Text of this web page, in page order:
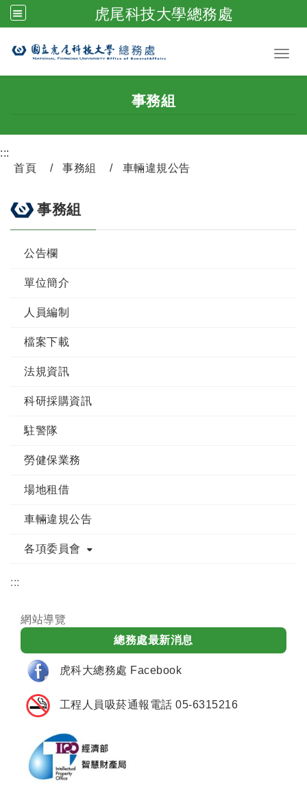
虎尾科技大學總務處
跳到主要內容
事務組
:::
首頁
事務組 車輛違規公告
事務組
公告欄
單位簡介
人員編制
檔案下載
法規資訊
科研採購資訊
駐警隊
勞健保業務
場地租借
車輛違規公告
各項委員會
:::
網站導覽
總務處最新消息
虎科大總務處 Facebook
工程人員吸菸通報電話 05-6315216